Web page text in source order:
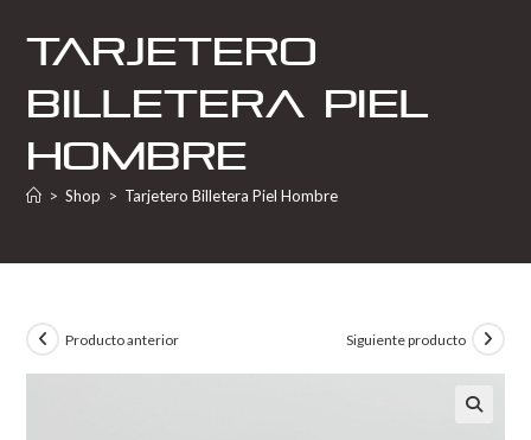
Tarjetero
Billetera Piel
Hombre
> Shop > Tarjetero Billetera Piel Hombre
Producto anterior Siguiente producto